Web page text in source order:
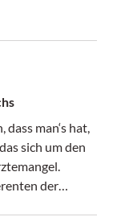
hat,
sich um den